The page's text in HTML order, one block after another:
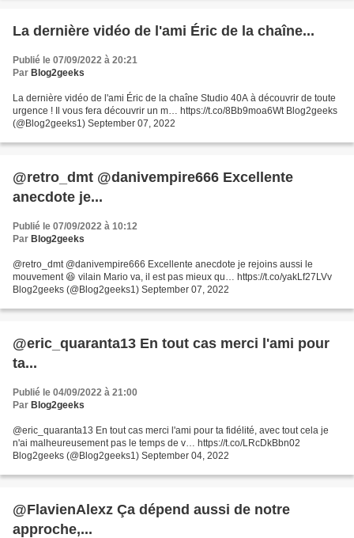
La dernière vidéo de l'ami Éric de la chaîne...
Publié le 07/09/2022 à 20:21
Par Blog2geeks
La dernière vidéo de l'ami Éric de la chaîne Studio 40A à découvrir de toute
urgence ! Il vous fera découvrir un m… https://t.co/8Bb9moa6Wt Blog2geeks
(@Blog2geeks1) September 07, 2022
@retro_dmt @danivempire666 Excellente
anecdote je...
Publié le 07/09/2022 à 10:12
Par Blog2geeks
@retro_dmt @danivempire666 Excellente anecdote je rejoins aussi le
mouvement 😆 vilain Mario va, il est pas mieux qu… https://t.co/yakLf27LVv
Blog2geeks (@Blog2geeks1) September 07, 2022
@eric_quaranta13 En tout cas merci l'ami pour
ta...
Publié le 04/09/2022 à 21:00
Par Blog2geeks
@eric_quaranta13 En tout cas merci l'ami pour ta fidélité, avec tout cela je
n'ai malheureusement pas le temps de v… https://t.co/LRcDkBbn02
Blog2geeks (@Blog2geeks1) September 04, 2022
@FlavienAlexz Ça dépend aussi de notre
approche,...